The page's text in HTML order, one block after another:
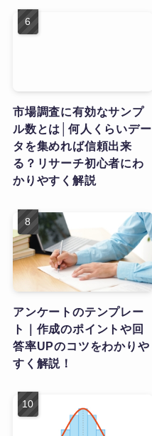
市場調査に有効なサンプ
ル数とは│何人くらいデー
タを集めれば信頼出来
る？リサーチ初心者にわ
かりやすく解説
アンケートのテンプレー
ト｜作成のポイントや回
答率UPのコツをわかりや
すく解説！